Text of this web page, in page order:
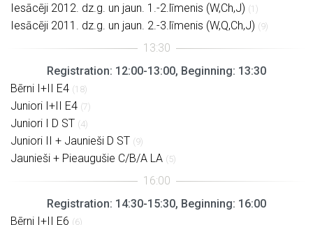
Iesācēji 2012. dz.g. un jaun. 1.-2.līmenis (W,Ch,J) (1)
Iesācēji 2011. dz.g. un jaun. 2.-3.līmenis (W,Q,Ch,J) (9)
Registration: 12:00-13:00, Beginning: 13:30
Bērni I+II E4 (18)
Juniori I+II E4 (7)
Juniori I D ST (4)
Juniori II + Jaunieši D ST (9)
Jaunieši + Pieaugušie C/B/A LA (5)
Registration: 14:30-15:30, Beginning: 16:00
Bērni I+II E6 (6)